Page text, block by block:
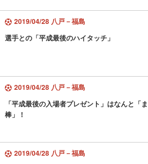
2019/04/28 八戸－福島
選手との「平成最後のハイタッチ」
2019/04/28 八戸－福島
「平成最後の入場者プレゼント」はなんと「
棒」！
2019/04/28 八戸－福島